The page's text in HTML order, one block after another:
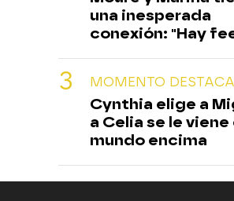
una inesperada
conexión: "Hay
MOMENTO
Cynthia elige a
a Celia se le viene
mundo encima